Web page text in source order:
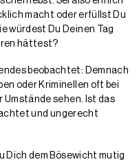
macht oder erfüllst Du
würdest Du Deinen Tag
hättest?
beobachtet: Demnach
oder Kriminellen oft bei
Umstände sehen. Ist das
und ungerecht
Dich dem Bösewicht mutig